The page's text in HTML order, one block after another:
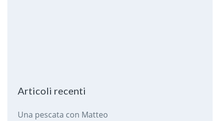
Articoli recenti
Una pescata con Matteo